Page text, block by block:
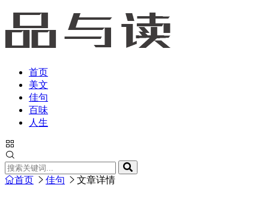
首页
美文
佳句
百味
人生
首页 佳句 文章详情